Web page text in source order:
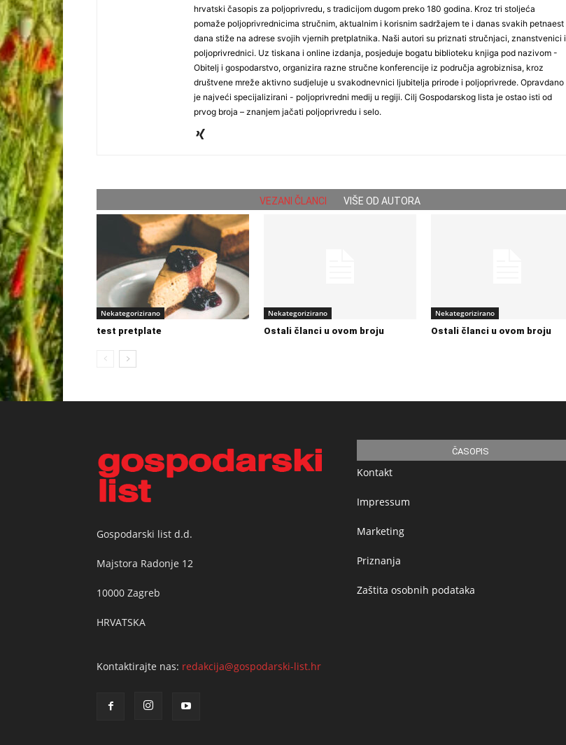
hrvatski časopis za poljoprivredu, s tradicijom dugom preko 180 godina. Kroz tri stoljeća
pomaže poljoprivrednicima stručnim, aktualnim i korisnim sadržajem te i danas svakih petnaest
dana stiže na adrese svojih vjernih pretplatnika. Naši autori su priznati stručnjaci, znanstvenici i
poljoprivrednici. Uz tiskana i online izdanja, posjeduje bogatu biblioteku knjiga pod nazivom -
Obitelj i gospodarstvo, organizira razne stručne konferencije iz područja agrobiznisa, kroz
društvene mreže aktivno sudjeluje u svakodnevnici ljubitelja prirode i poljoprivrede. Opravdano
je najveći specijalizirani - poljoprivredni medij u regiji. Cilj Gospodarskog lista je ostao isti od
prvog broja – znanjem jačati poljoprivredu i selo.
VEZANI ČLANCI VIŠE OD AUTORA
Nekategorizirano
test pretplate
Nekategorizirano
Ostali članci u ovom broju
Nekategorizirano
Ostali članci u ovom broju
Gospodarski list d.d.
Majstora Radonje 12
10000 Zagreb
HRVATSKA
Kontaktirajte nas: redakcija@gospodarski-list.hr
ČASOPIS
Kontakt
Impressum
Marketing
Priznanja
Zaštita osobnih podataka